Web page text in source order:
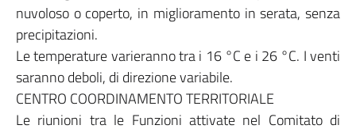
nuvoloso o coperto, in miglioramento in serata, senza
precipitazioni.
Le temperature varieranno tra i 16 °C e i 26 °C. I venti
saranno deboli, di direzione variabile.
CENTRO COORDINAMENTO TERRITORIALE
Le riunioni tra le Funzioni attivate nel Comitato di